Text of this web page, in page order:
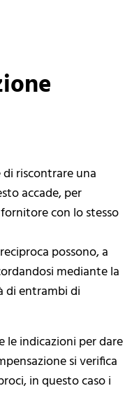
riscontrare una
accade, per
con lo stesso
possono, a
mediante la
di entrambi di
le indicazioni per dare
si verifica
in questo caso i